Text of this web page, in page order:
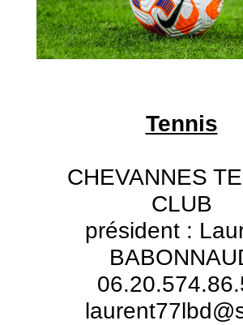
Tennis
CHEVANNES
CLUB
président :